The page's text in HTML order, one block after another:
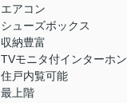
エアコン
シューズボックス
収納豊富
TVモニタ付インターホン
住戸内覧可能
最上階